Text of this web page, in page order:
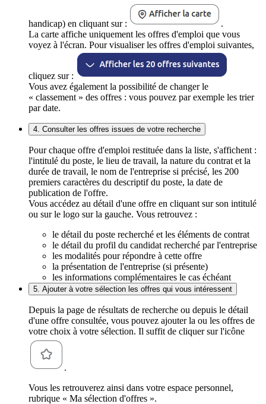
handicap) en cliquant sur :
.
La carte affiche uniquement les offres d'emploi que vous
voyez à l'écran. Pour visualiser les offres d'emploi suivantes,
cliquez sur :
Vous avez également la possibilité de changer le
« classement » des offres : vous pouvez par exemple les trier
par date.
4. Consulter les offres issues de votre recherche
Pour chaque offre d'emploi restituée dans la liste, s'affichent :
l'intitulé du poste, le lieu de travail, la nature du contrat et la
durée de travail, le nom de l'entreprise si précisé, les 200
premiers caractères du descriptif du poste, la date de
publication de l'offre.
Vous accédez au détail d'une offre en cliquant sur son intitulé
ou sur le logo sur la gauche. Vous retrouvez :
le détail du poste recherché et les éléments de contrat
le détail du profil du candidat recherché par l'entreprise
les modalités pour répondre à cette offre
la présentation de l'entreprise (si présente)
les informations complémentaires le cas échéant
5. Ajouter à votre sélection les offres qui vous intéressent
Depuis la page de résultats de recherche ou depuis le détail
d'une offre consultée, vous pouvez ajouter la ou les offres de
votre choix à votre sélection. Il suffit de cliquer sur l'icône
.
Vous les retrouverez ainsi dans votre espace personnel,
rubrique « Ma sélection d'offres ».